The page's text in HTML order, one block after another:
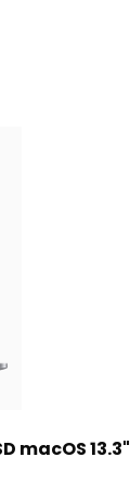
macOS 13.3"